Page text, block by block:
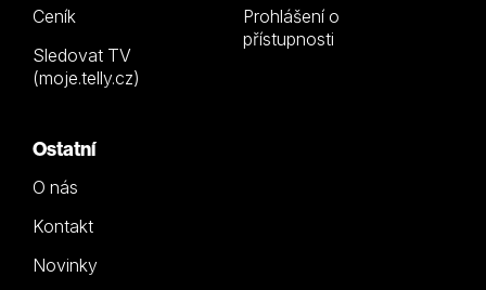
Ceník
Sledovat TV
(moje.telly.cz)
Prohlášení o
přístupnosti
Ostatní
O nás
Kontakt
Novinky